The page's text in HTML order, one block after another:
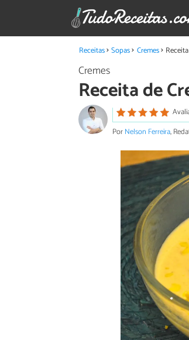
Receitas Sopas Cremes
Cremes
Receita de
PorNelson Ferreira,